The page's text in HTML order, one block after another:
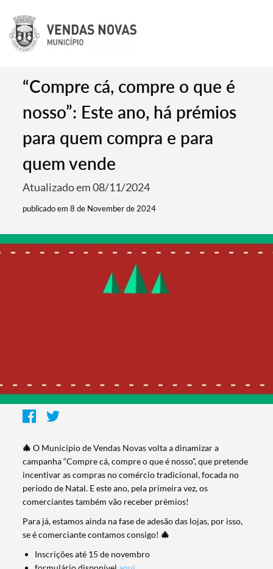
“Compre cá, compre o que é
nosso”: Este ano, há prémios
para quem compra e para
quem vende
Atualizado em 08/11/2024
publicado em 8 de November de 2024
🎄O Município de Vendas Novas volta a dinamizar a
campanha “Compre cá, compre o que é nosso”, que pretende
incentivar as compras no comércio tradicional, focada no
período de Natal. E este ano, pela primeira vez, os
comerciantes também vão receber prémios!
Para já, estamos ainda na fase de adesão das lojas, por isso,
se é comerciante contamos consigo!🎄
Inscrições até 15 de novembro